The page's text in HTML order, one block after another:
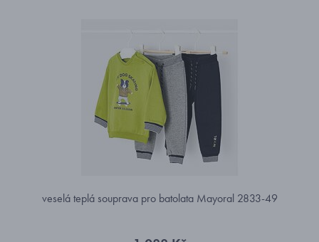
veselá teplá souprava pro batolata Mayoral 2833-49